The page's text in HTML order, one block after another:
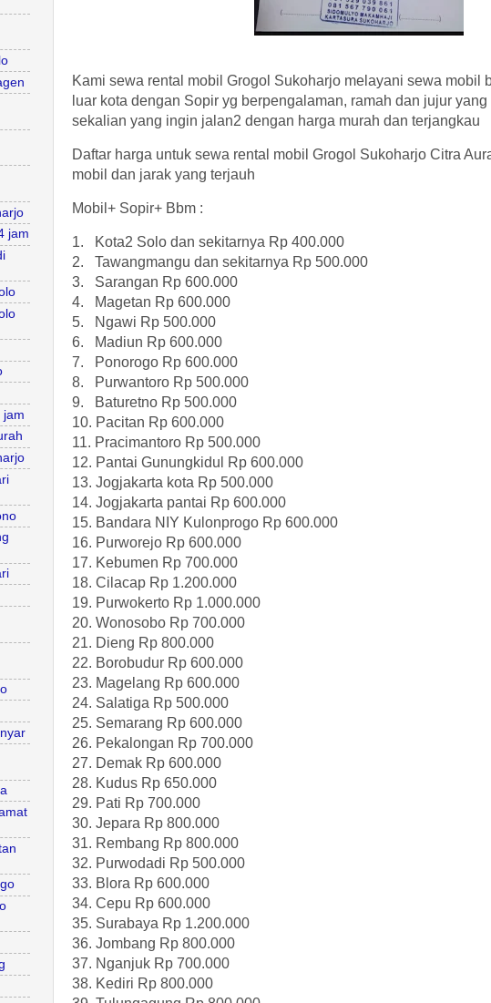
Kami sewa rental mobil Grogol Sukoharjo melayani sewa mobil
luar kota dengan Sopir yg berpengalaman, ramah dan jujur
sekalian yang ingin jalan2 dengan harga murah dan terjangkau
Daftar harga untuk sewa rental mobil Grogol Sukoharjo Citra
mobil dan jarak yang terjauh
Mobil+ Sopir+ Bbm :
1. Kota2 Solo dan sekitarnya Rp 400.000
2. Tawangmangu dan sekitarnya Rp 500.000
3. Sarangan Rp 600.000
4. Magetan Rp 600.000
5. Ngawi Rp 500.000
6. Madiun Rp 600.000
7. Ponorogo Rp 600.000
8. Purwantoro Rp 500.000
9. Baturetno Rp 500.000
10. Pacitan Rp 600.000
11. Pracimantoro Rp 500.000
12. Pantai Gunungkidul Rp 600.000
13. Jogjakarta kota Rp 500.000
14. Jogjakarta pantai Rp 600.000
15. Bandara NIY Kulonprogo Rp 600.000
16. Purworejo Rp 600.000
17. Kebumen Rp 700.000
18. Cilacap Rp 1.200.000
19. Purwokerto Rp 1.000.000
20. Wonosobo Rp 700.000
21. Dieng Rp 800.000
22. Borobudur Rp 600.000
23. Magelang Rp 600.000
24. Salatiga Rp 500.000
25. Semarang Rp 600.000
26. Pekalongan Rp 700.000
27. Demak Rp 600.000
28. Kudus Rp 650.000
29. Pati Rp 700.000
30. Jepara Rp 800.000
31. Rembang Rp 800.000
32. Purwodadi Rp 500.000
33. Blora Rp 600.000
34. Cepu Rp 600.000
35. Surabaya Rp 1.200.000
36. Jombang Rp 800.000
37. Nganjuk Rp 700.000
38. Kediri Rp 800.000
jam
jam